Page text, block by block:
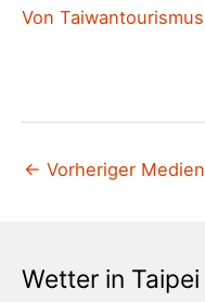
Von Taiwantourismus
← Vorheriger Medien
Wetter in Taipei